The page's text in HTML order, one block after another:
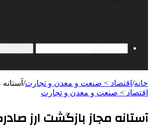
خانه/ اقتصاد > صنعت و معدن و تجارت/ آستانه
اقتصاد > صنعت و معدن و تجارت
آستانه مجاز بازگشت ارز صادرکنندگان به